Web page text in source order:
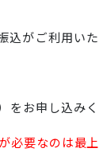
込がご利用いた
をお申し込みく
必要なのは最上